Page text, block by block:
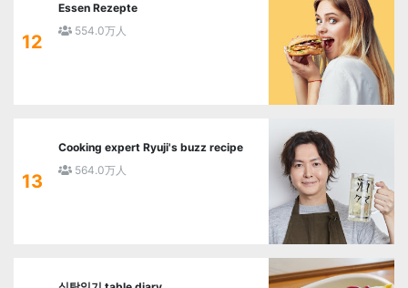
12
Essen Rezepte
554.0万人
13
Cooking expert Ryuji's buzz recipe
564.0万人